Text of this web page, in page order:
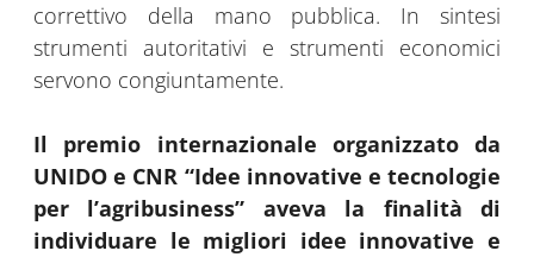
correttivo della mano pubblica. In sintesi
strumenti autoritativi e strumenti economici
servono congiuntamente.
Il premio internazionale organizzato da
UNIDO e CNR “Idee innovative e tecnologie
per l’agribusiness” aveva la finalità di
individuare le migliori idee innovative e